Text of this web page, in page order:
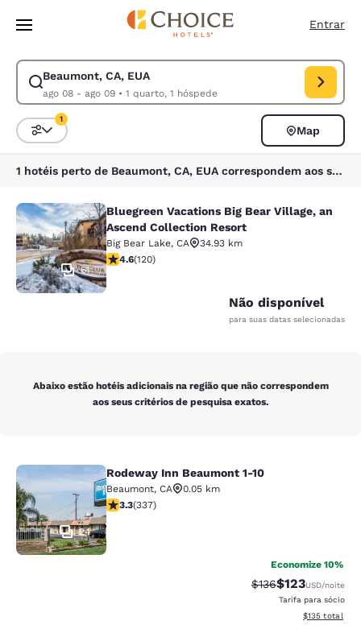
Pular Para Conteúdo Principal
Entrar
Beaumont, CA, EUA
ago 08 - ago 09• 1 quarto, 1 hóspede
Modificar pesquisa para Beaumont, CA, EUA. Data de check-in ago
Classificar e filtrar
1
Map
1 hotéis perto de Beaumont, CA, EUA correspondem aos seus filtros
Bluegreen Vacations Big Bear
61
Bluegreen Vacations Big Bear Village, an
Ascend Collection Resort
Big Bear Lake, CA
34.93 km
classificação 4.63 estrelas. Excepcional. 120
4.6(120)
Não disponível
para suas datas selecionadas
Abaixo estão hotéis adicionais na região que não correspondem
aos seus critérios de pesquisa exatos.
Rodeway Inn Beaumont 1-10
24
Rodeway Inn Beaumont 1-10
Beaumont, CA
0.05 km
classificação 3.26 estrelas. Bom. 337 avaliações
3.3(337)
Economize 10%
Tarifa anterior
$136Tarifa com
$123USD/noite
Tarifa para sócio
Exibir
$135 total